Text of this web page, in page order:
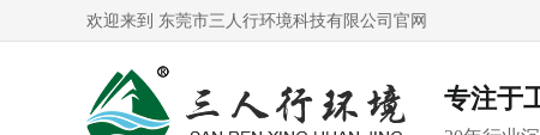
欢迎来到 东莞市三人行环境科技有限公司官网
专注于